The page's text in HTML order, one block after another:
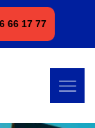
66 17 77